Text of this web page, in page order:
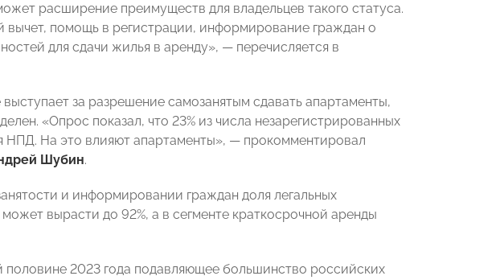
расширение преимуществ для владельцев такого статуса.
вычет, помощь в регистрации, информирование граждан о
для сдачи жилья в аренду», — перечисляется в
за разрешение самозанятым сдавать апартаменты,
«Опрос показал, что 23% из числа незарегистрированных
НПД. На это влияют апартаменты», — прокомментировал
Шубин.
и информировании граждан доля легальных
вырасти до 92%, а в сегменте краткосрочной аренды
половине 2023 года подавляющее большинство российских